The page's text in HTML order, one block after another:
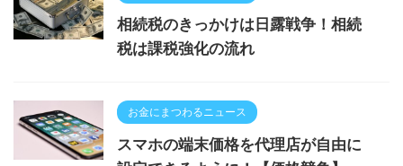
相続税のきっかけは日露戦争！相続
税は課税強化の流れ
お金にまつわるニュース
スマホの端末価格を代理店が自由に